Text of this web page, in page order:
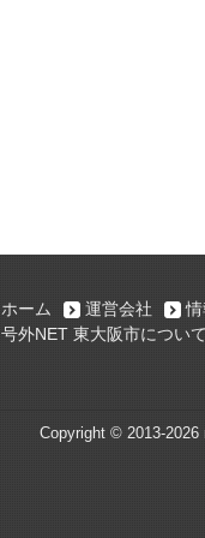
ホーム 運営会社
号外NET 東大阪市について
Copyright © 2013-